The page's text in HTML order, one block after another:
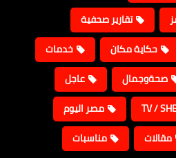
تقارير صحفية
حكاية مكان
خدمات
صحةوجمال
عاجل
مصر اليوم
مقالات
مناسبات